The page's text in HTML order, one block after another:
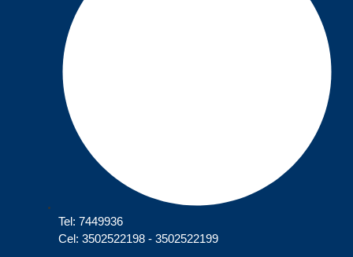
Tel: 7449936
Cel: 3502522198 - 3502522199